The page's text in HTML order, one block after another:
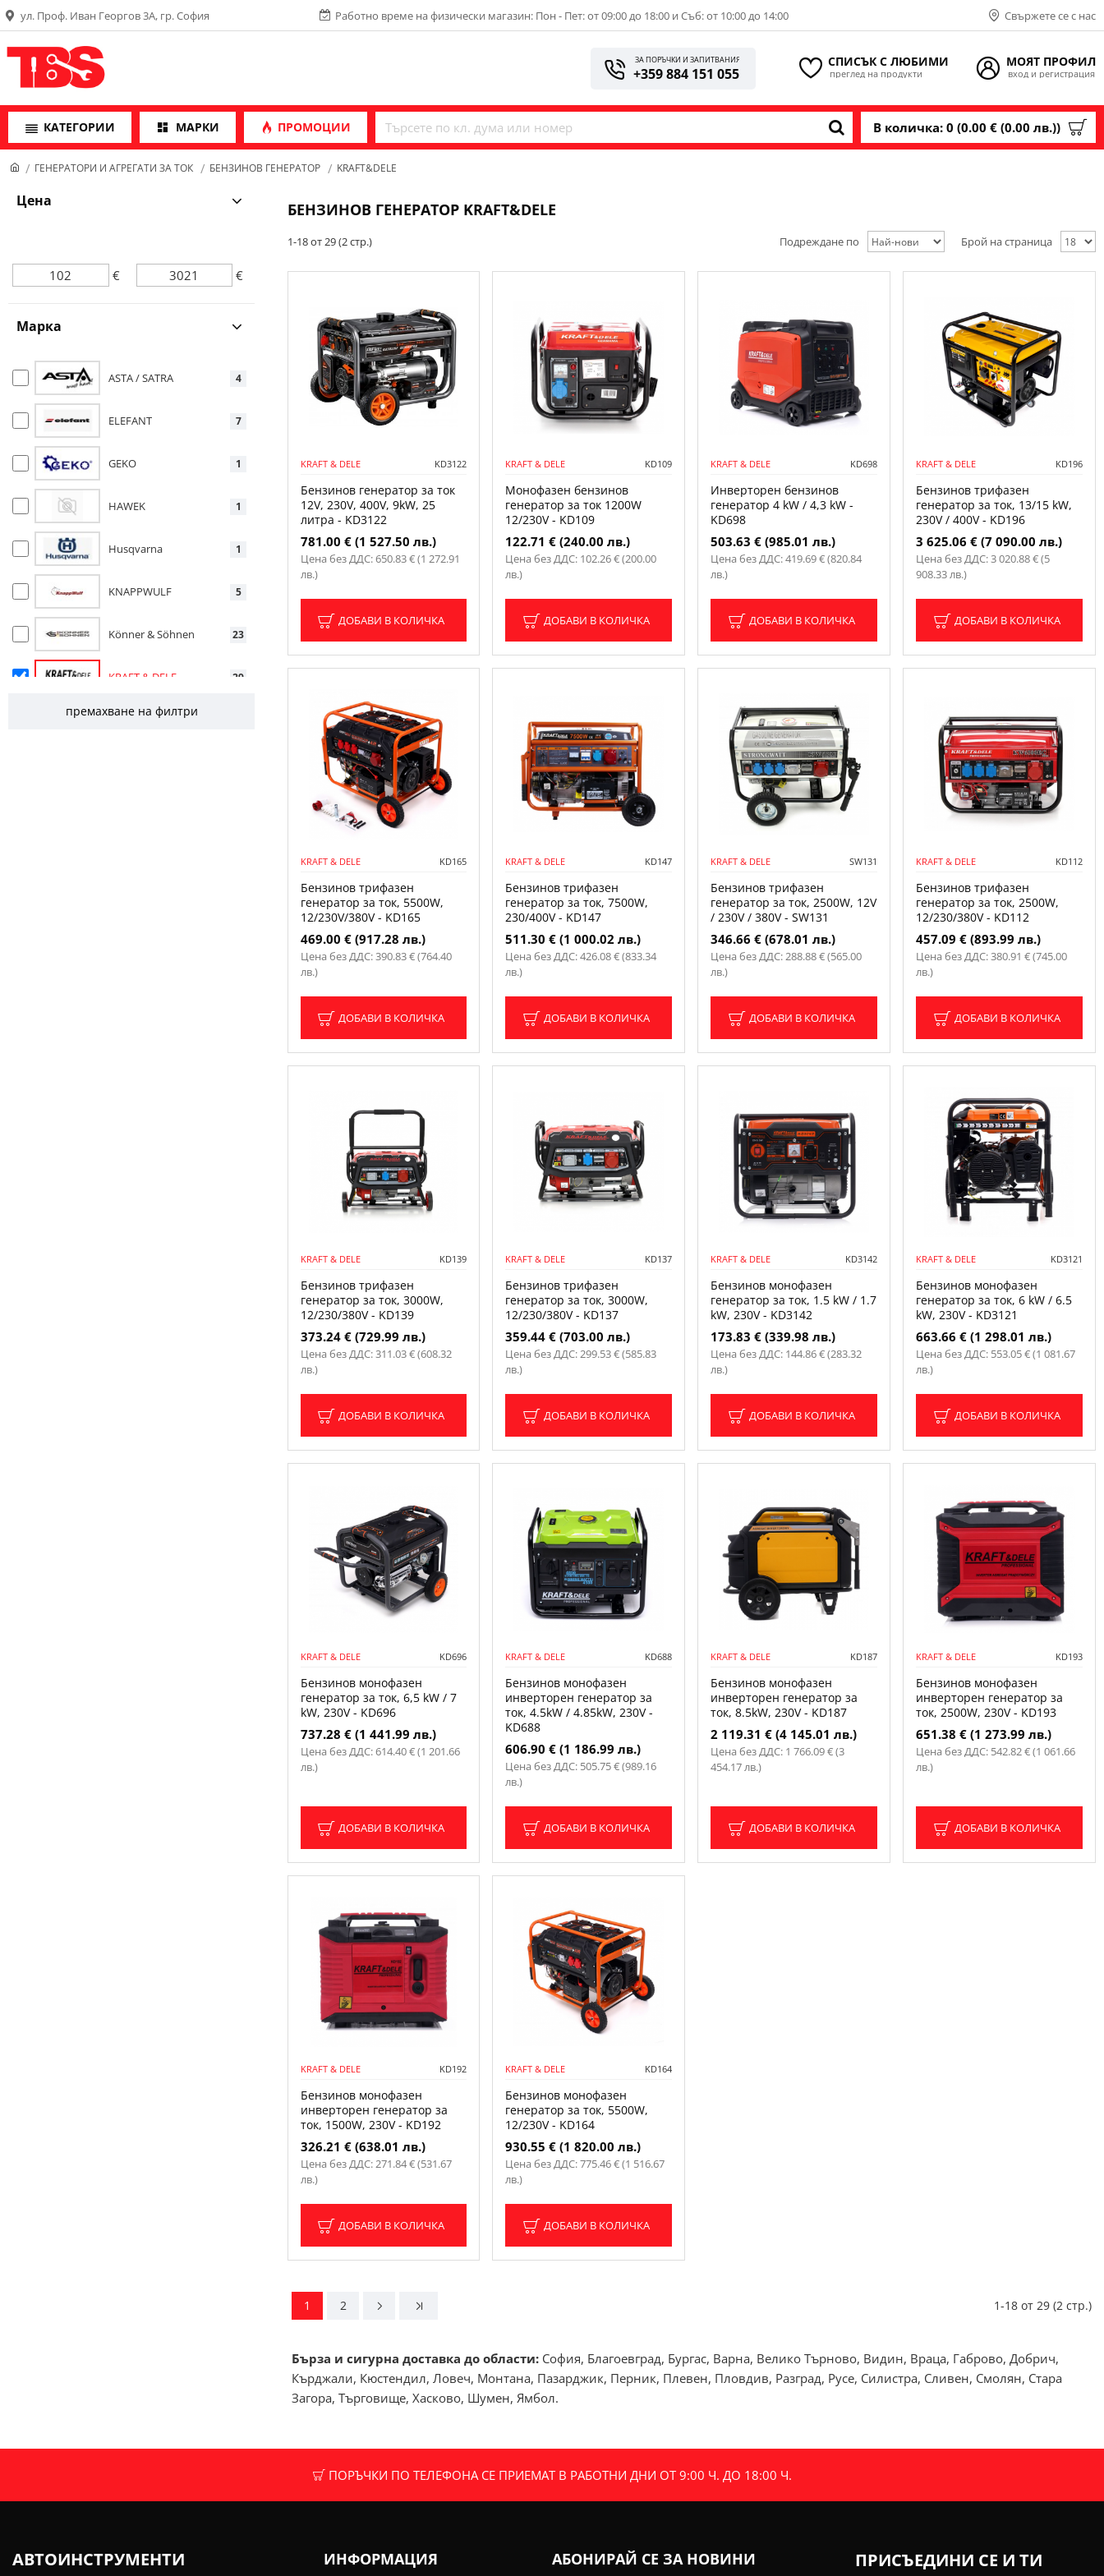
ул. Проф. Иван Георгов 3А, гр. София Работно време на физически магазин: Пон - Пет: от 09:00 до 18:00 и Съб: от 10:00 до 14:00 Свържете се с нас
СПИСЪК С ЛЮБИМИ
преглед на продукти
МОЯТ ПРОФИЛ
вход и регистрация
ЗА ПОРЪЧКИ И ЗАПИТВАНИЯ
+359 884 151 055
КАТЕГОРИИ МАРКИ ПРОМОЦИИ В количка: 0 (0.00 € (0.00 лв.))
ГЕНЕРАТОРИ И АГРЕГАТИ ЗА ТОК БЕНЗИНОВ ГЕНЕРАТОР KRAFT&DELE
Цена
€ €
Марка
ASTA / SATRA 4
ELEFANT 7
GEKO 1
HAWEK 1
Husqvarna 1
KNAPPWULF 5
Könner & Söhnen 23
KRAFT & DELE 29
POWERMAT
премахване на филтри
БЕНЗИНОВ ГЕНЕРАТОР KRAFT&DELE
Бърза и сигурна доставка до области: София, Благоевград, Бургас, Варна, Велико Търново, Видин, Враца, Габрово, Добрич,
Кърджали, Кюстендил, Ловеч, Монтана, Пазарджик, Перник, Плевен, Пловдив, Разград, Русе, Силистра, Сливен, Смолян, Стара
Загора, Търговище, Хасково, Шумен, Ямбол.
1-18 от 29 (2 стр.) Подреждане по Брой на страница
KRAFT & DELE KD3122
Бензинов генератор за ток
12V, 230V, 400V, 9kW, 25
литра - KD3122
781.00 € (1 527.50 лв.)
Цена без ДДС: 650.83 € (1 272.91
лв.)
ДОБАВИ В КОЛИЧКА
KRAFT & DELE KD109
Монофазен бензинов
генератор за ток 1200W
12/230V - KD109
122.71 € (240.00 лв.)
Цена без ДДС: 102.26 € (200.00
лв.)
ДОБАВИ В КОЛИЧКА
KRAFT & DELE KD698
Инверторен бензинов
генератор 4 kW / 4,3 kW -
KD698
503.63 € (985.01 лв.)
Цена без ДДС: 419.69 € (820.84
лв.)
ДОБАВИ В КОЛИЧКА
KRAFT & DELE KD196
Бензинов трифазен
генератор за ток, 13/15 kW,
230V / 400V - KD196
3 625.06 € (7 090.00 лв.)
Цена без ДДС: 3 020.88 € (5
908.33 лв.)
ДОБАВИ В КОЛИЧКА
KRAFT & DELE KD165
Бензинов трифазен
генератор за ток, 5500W,
12/230V/380V - KD165
469.00 € (917.28 лв.)
Цена без ДДС: 390.83 € (764.40
лв.)
ДОБАВИ В КОЛИЧКА
KRAFT & DELE KD147
Бензинов трифазен
генератор за ток, 7500W,
230/400V - KD147
511.30 € (1 000.02 лв.)
Цена без ДДС: 426.08 € (833.34
лв.)
ДОБАВИ В КОЛИЧКА
KRAFT & DELE SW131
Бензинов трифазен
генератор за ток, 2500W, 12V
/ 230V / 380V - SW131
346.66 € (678.01 лв.)
Цена без ДДС: 288.88 € (565.00
лв.)
ДОБАВИ В КОЛИЧКА
KRAFT & DELE KD112
Бензинов трифазен
генератор за ток, 2500W,
12/230/380V - KD112
457.09 € (893.99 лв.)
Цена без ДДС: 380.91 € (745.00
лв.)
ДОБАВИ В КОЛИЧКА
KRAFT & DELE KD139
Бензинов трифазен
генератор за ток, 3000W,
12/230/380V - KD139
373.24 € (729.99 лв.)
Цена без ДДС: 311.03 € (608.32
лв.)
ДОБАВИ В КОЛИЧКА
KRAFT & DELE KD137
Бензинов трифазен
генератор за ток, 3000W,
12/230/380V - KD137
359.44 € (703.00 лв.)
Цена без ДДС: 299.53 € (585.83
лв.)
ДОБАВИ В КОЛИЧКА
KRAFT & DELE KD3142
Бензинов монофазен
генератор за ток, 1.5 kW / 1.7
kW, 230V - KD3142
173.83 € (339.98 лв.)
Цена без ДДС: 144.86 € (283.32
лв.)
ДОБАВИ В КОЛИЧКА
KRAFT & DELE KD3121
Бензинов монофазен
генератор за ток, 6 kW / 6.5
kW, 230V - KD3121
663.66 € (1 298.01 лв.)
Цена без ДДС: 553.05 € (1 081.67
лв.)
ДОБАВИ В КОЛИЧКА
KRAFT & DELE KD696
Бензинов монофазен
генератор за ток, 6,5 kW / 7
kW, 230V - KD696
737.28 € (1 441.99 лв.)
Цена без ДДС: 614.40 € (1 201.66
лв.)
ДОБАВИ В КОЛИЧКА
KRAFT & DELE KD688
Бензинов монофазен
инверторен генератор за
ток, 4.5kW / 4.85kW, 230V -
KD688
606.90 € (1 186.99 лв.)
Цена без ДДС: 505.75 € (989.16
лв.)
ДОБАВИ В КОЛИЧКА
KRAFT & DELE KD187
Бензинов монофазен
инверторен генератор за
ток, 8.5kW, 230V - KD187
2 119.31 € (4 145.01 лв.)
Цена без ДДС: 1 766.09 € (3
454.17 лв.)
ДОБАВИ В КОЛИЧКА
KRAFT & DELE KD193
Бензинов монофазен
инверторен генератор за
ток, 2500W, 230V - KD193
651.38 € (1 273.99 лв.)
Цена без ДДС: 542.82 € (1 061.66
лв.)
ДОБАВИ В КОЛИЧКА
KRAFT & DELE KD192
Бензинов монофазен
инверторен генератор за
ток, 1500W, 230V - KD192
326.21 € (638.01 лв.)
Цена без ДДС: 271.84 € (531.67
лв.)
ДОБАВИ В КОЛИЧКА
KRAFT & DELE KD164
Бензинов монофазен
генератор за ток, 5500W,
12/230V - KD164
930.55 € (1 820.00 лв.)
Цена без ДДС: 775.46 € (1 516.67
лв.)
ДОБАВИ В КОЛИЧКА
1 2 1-18 от 29 (2 стр.)
ПОРЪЧКИ ПО ТЕЛЕФОНА СЕ ПРИЕМАТ В РАБОТНИ ДНИ ОТ 9:00 Ч. ДО 18:00 Ч.
АВТОИНСТРУМЕНТИ ИНФОРМАЦИЯ АБОНИРАЙ СЕ ЗА НОВИНИ ПРИСЪЕДИНИ СЕ И ТИ